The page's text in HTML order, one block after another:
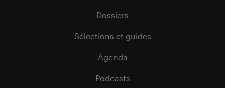
Dossiers
Sélections et guides
Agenda
Podcasts